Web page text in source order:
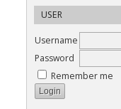
USER
Username
Password
Remember me